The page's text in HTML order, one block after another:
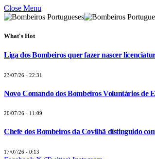
Close Menu
What's Hot
Liga dos Bombeiros quer fazer nascer
23/07/26 - 22:31
Novo Comando dos Bombeiros Voluntários de
20/07/26 - 11:09
Chefe dos Bombeiros da Covilhã distinguido
17/07/26 - 0:13